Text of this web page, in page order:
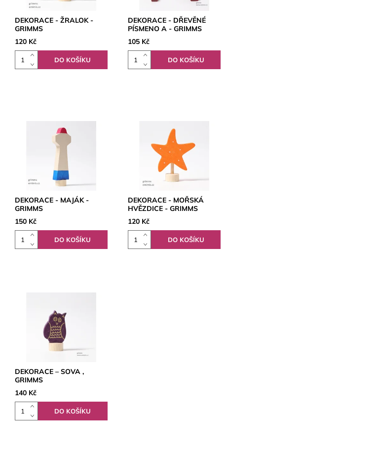
DEKORACE - ŽRALOK -
GRIMMS
120 Kč
DEKORACE - DŘEVĚNÉ
PÍSMENO A - GRIMMS
105 Kč
DEKORACE - MAJÁK -
GRIMMS
150 Kč
DEKORACE - MOŘSKÁ
HVĚZDICE - GRIMMS
120 Kč
DEKORACE – SOVA ,
GRIMMS
140 Kč